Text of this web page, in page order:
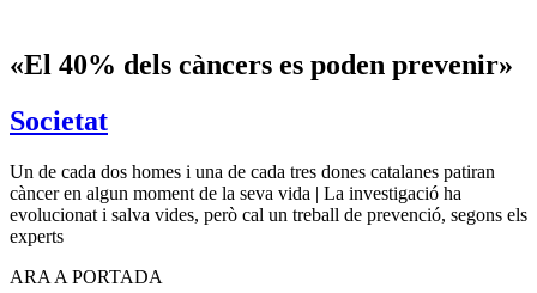
«El 40% dels càncers es poden prevenir»
Societat
Un de cada dos homes i una de cada tres dones catalanes patiran
càncer en algun moment de la seva vida | La investigació ha
evolucionat i salva vides, però cal un treball de prevenció, segons els
experts
ARA A PORTADA